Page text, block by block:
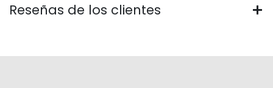
Reseñas de los clientes